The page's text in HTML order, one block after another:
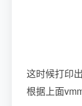
这时候打印
根据上面